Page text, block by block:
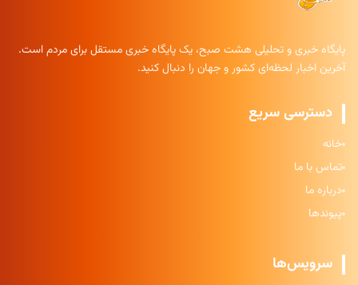
پایگاه خبری و تحلیلی هشت صبح، یک پایگاه خبری مستقل برای مردم است.
آخرین اخبار لحظه‌ای کشور و جهان را دنبال کنید.
دسترسی سریع
خانه
تماس با ما
درباره ما
پیوندها
سرویس‌ها